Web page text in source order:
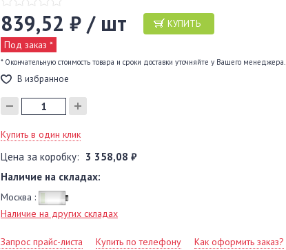
839,52 ₽ / шт КУПИТЬ
Под заказ *
* Окончательную стоимость товара и сроки доставки уточняйте у Вашего менеджера.
В избранное
Купить в один клик
Цена за коробку: 3 358,08 ₽
Наличие на складах:
Москва :
Наличие на других складах
Запрос прайс-листа Купить по телефону
Как оформить заказ?